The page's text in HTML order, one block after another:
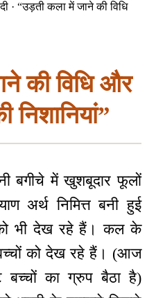
· “उड़ती कला में जाने की विधि
की विधि और
बगीचे में खुशबूदार फूलों
अर्थ निमित्त बनी हुई
को भी देख रहे हैं। कल के
को देख रहे हैं। (आज
बच्चों का ग्रुप बैठा है)